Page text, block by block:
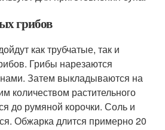
грибов
как трубчатые, так и
Грибы нарезаются
Затем выкладываются на
количеством растительного
до румяной корочки. Соль и
Обжарка длится примерно 20